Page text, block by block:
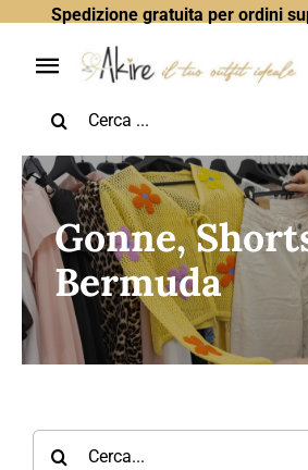
content
Spedizione gratuita per ordini
Toggle
Navigation
Home
Chi Sono
Tutti i Prodotti
Saldi
Gift Card
Gonne,
Bermuda